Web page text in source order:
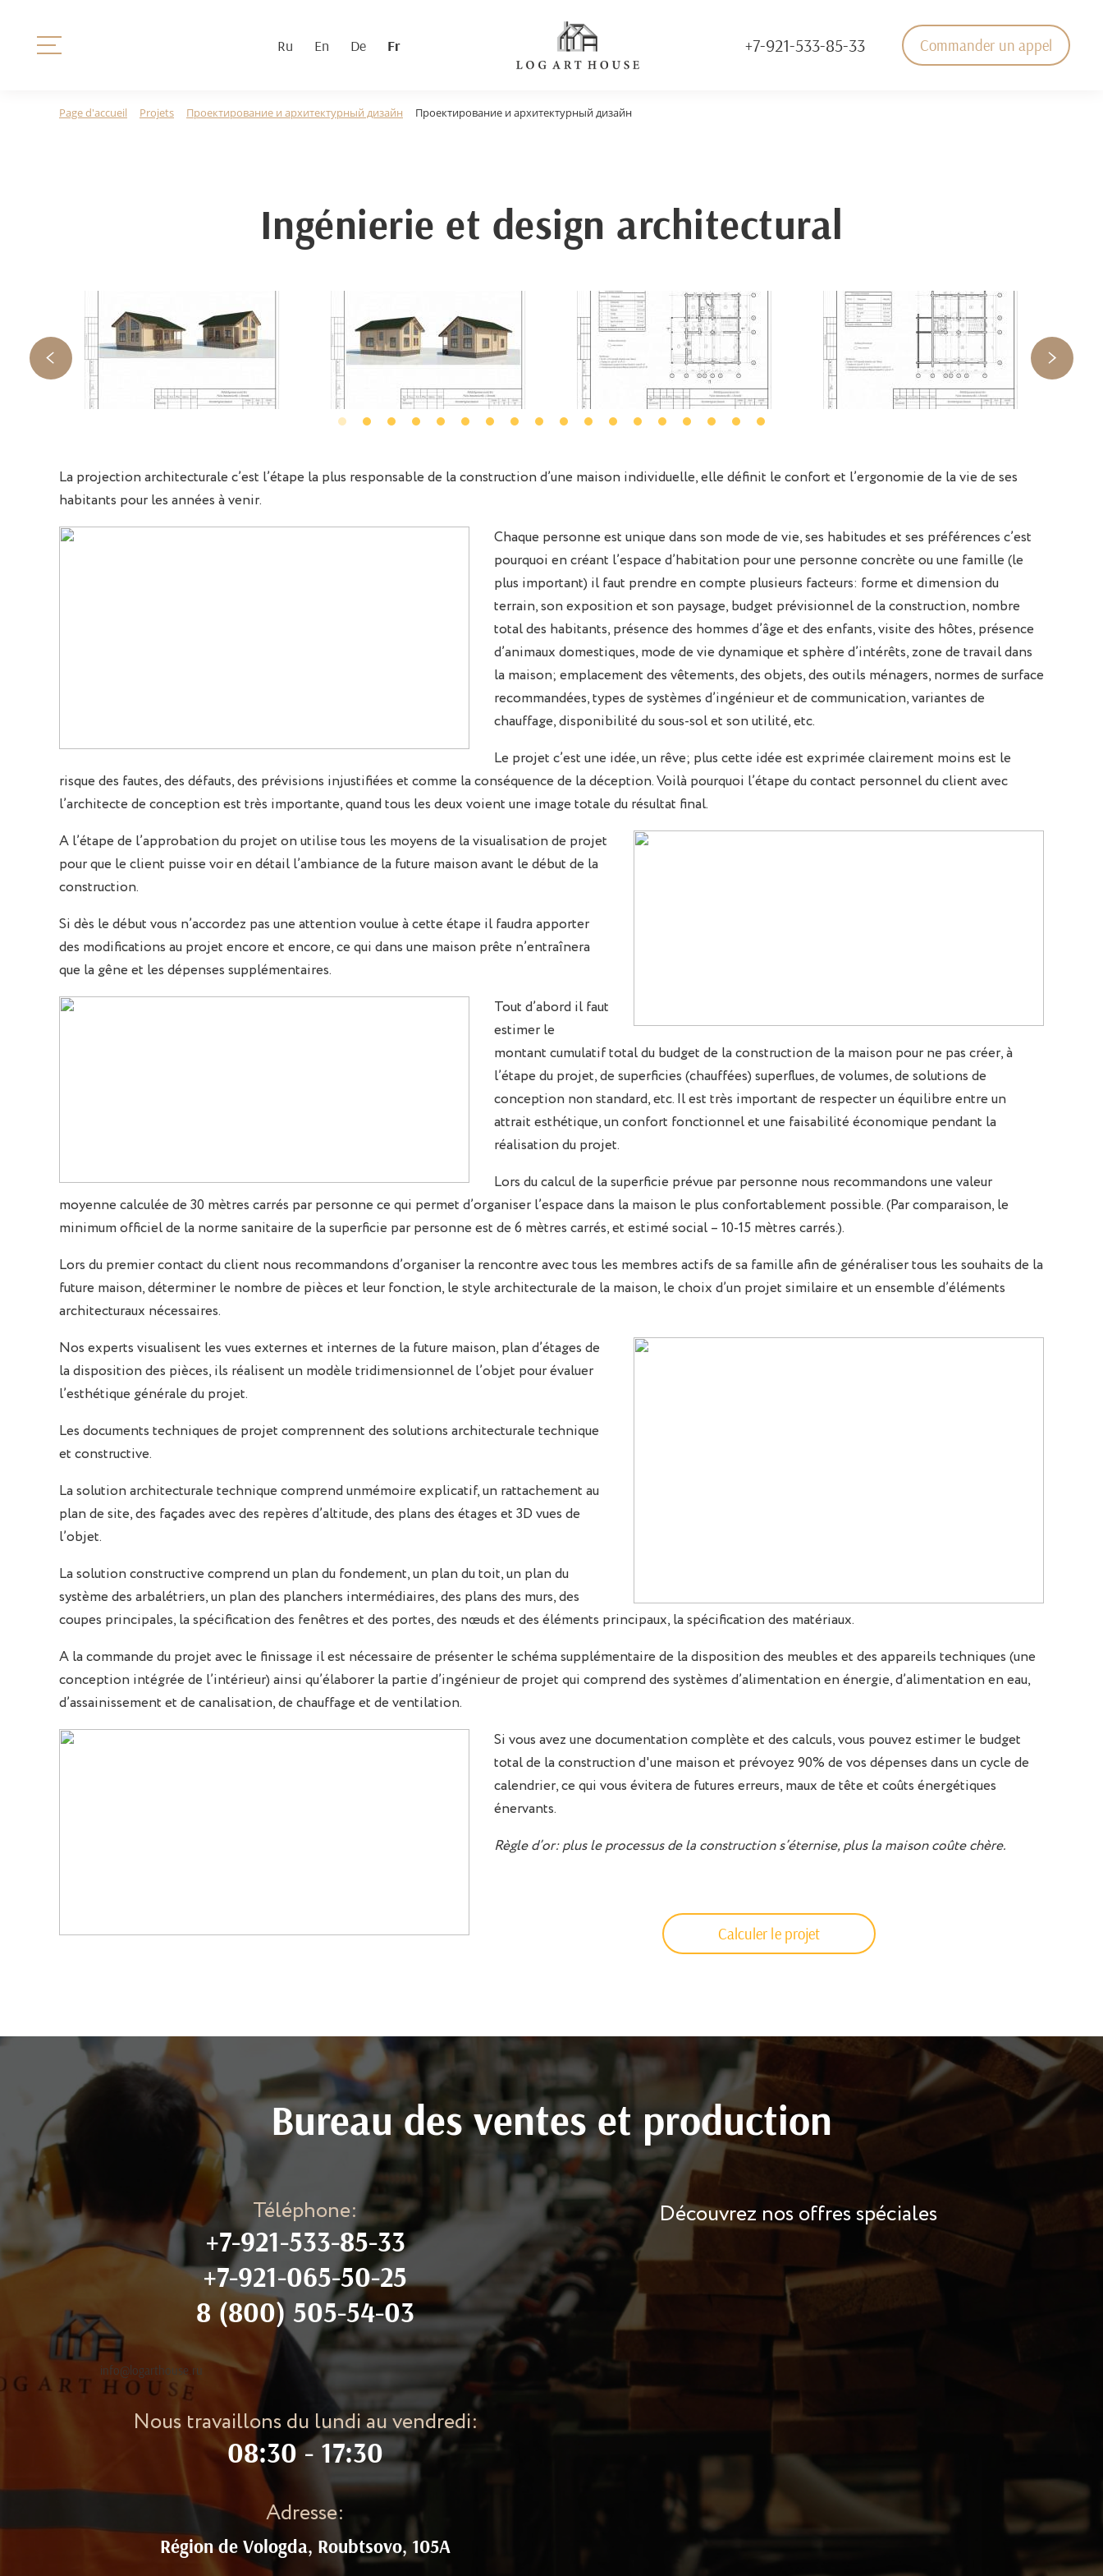
Ru En De Fr +7-921-533-85-33 Commander un appel
Page d'accueil Projets Проектирование и архитектурный дизайн Проектирование и архитектурный дизайн
Ingénierie et design architectural
La projection architecturale c’est l’étape la plus responsable de la construction d’une maison individuelle, elle définit le confort et l’ergonomie de la vie de ses
habitants pour les années à venir.
Chaque personne est unique dans son mode de vie, ses habitudes et ses préférences c’est
pourquoi en créant l’espace d’habitation pour une personne concrète ou une famille (le
plus important) il faut prendre en compte plusieurs facteurs: forme et dimension du
terrain, son exposition et son paysage, budget prévisionnel de la construction, nombre
total des habitants, présence des hommes d’âge et des enfants, visite des hôtes, présence
d’animaux domestiques, mode de vie dynamique et sphère d’intérêts, zone de travail dans
la maison; emplacement des vêtements, des objets, des outils ménagers, normes de surface
recommandées, types de systèmes d’ingénieur et de communication, variantes de
chauffage, disponibilité du sous-sol et son utilité, etc.
Le projet c’est une idée, un rêve; plus cette idée est exprimée clairement moins est le
risque des fautes, des défauts, des prévisions injustifiées et comme la conséquence de la déception. Voilà pourquoi l’étape du contact personnel du client avec
l’architecte de conception est très importante, quand tous les deux voient une image totale du résultat final.
A l’étape de l’approbation du projet on utilise tous les moyens de la visualisation de projet
pour que le client puisse voir en détail l’ambiance de la future maison avant le début de la
construction.
Si dès le début vous n’accordez pas une attention voulue à cette étape il faudra apporter
des modifications au projet encore et encore, ce qui dans une maison prête n’entraînera
que la gêne et les dépenses supplémentaires.
Tout d’abord il faut
estimer le
montant cumulatif total du budget de la construction de la maison pour ne pas créer, à
l’étape du projet, de superficies (chauffées) superflues, de volumes, de solutions de
conception non standard, etc. Il est très important de respecter un équilibre entre un
attrait esthétique, un confort fonctionnel et une faisabilité économique pendant la
réalisation du projet.
Lors du calcul de la superficie prévue par personne nous recommandons une valeur
moyenne calculée de 30 mètres carrés par personne ce qui permet d’organiser l’espace dans la maison le plus confortablement possible. (Par comparaison, le
minimum officiel de la norme sanitaire de la superficie par personne est de 6 mètres carrés, et estimé social – 10-15 mètres carrés.).
Lors du premier contact du client nous recommandons d’organiser la rencontre avec tous les membres actifs de sa famille afin de généraliser tous les souhaits de la
future maison, déterminer le nombre de pièces et leur fonction, le style architecturale de la maison, le choix d’un projet similaire et un ensemble d’éléments
architecturaux nécessaires.
Nos experts visualisent les vues externes et internes de la future maison, plan d’étages de
la disposition des pièces, ils réalisent un modèle tridimensionnel de l’objet pour évaluer
l’esthétique générale du projet.
Les documents techniques de projet comprennent des solutions architecturale technique
et constructive.
La solution architecturale technique comprend unmémoire explicatif, un rattachement au
plan de site, des façades avec des repères d’altitude, des plans des étages et 3D vues de
l’objet.
La solution constructive comprend un plan du fondement, un plan du toit, un plan du
système des arbalétriers, un plan des planchers intermédiaires, des plans des murs, des
coupes principales, la spécification des fenêtres et des portes, des nœuds et des éléments principaux, la spécification des matériaux.
A la commande du projet avec le finissage il est nécessaire de présenter le schéma supplémentaire de la disposition des meubles et des appareils techniques (une
conception intégrée de l’intérieur) ainsi qu’élaborer la partie d’ingénieur de projet qui comprend des systèmes d’alimentation en énergie, d’alimentation en eau,
d’assainissement et de canalisation, de chauffage et de ventilation.
Si vous avez une documentation complète et des calculs, vous pouvez estimer le budget
total de la construction d'une maison et prévoyez 90% de vos dépenses dans un cycle de
calendrier, ce qui vous évitera de futures erreurs, maux de tête et coûts énergétiques
énervants.
Règle d’or: plus le processus de la construction s’éternise, plus la maison coûte chère.
Calculer le projet
Bureau des ventes et production
Téléphone:
+7-921-533-85-33
+7-921-065-50-25
8 (800) 505-54-03
info@logarthouse.ru
Nous travaillons du lundi au vendredi:
08:30 - 17:30
Adresse:
Région de Vologda, Roubtsovo, 105A
Découvrez nos offres spéciales